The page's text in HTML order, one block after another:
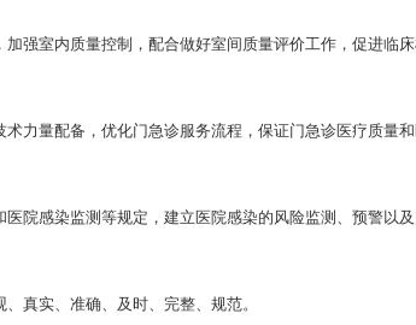
室内质量控制，配合做好室间质量评价工作，促进临
量配备，优化门急诊服务流程，保证门急诊医疗质量
感染监测等规定，建立医院感染的风险监测、预警以
实、准确、及时、完整、规范。